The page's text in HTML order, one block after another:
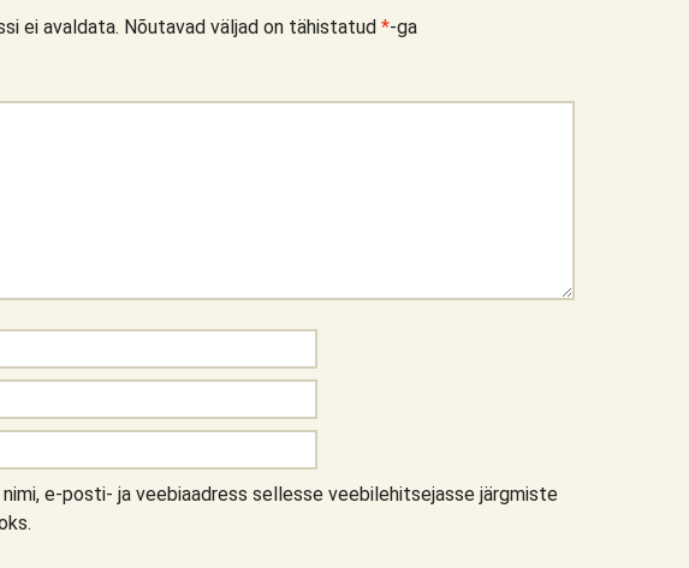
ei avaldata. Nõutavad väljad on tähistatud *-ga
e-posti- ja veebiaadress sellesse veebilehitsejasse järgmiste